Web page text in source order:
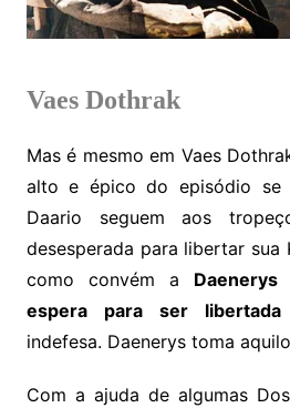
Vaes Dothrak
Mas é mesmo em Vaes
alto e épico do episódio se
Daario seguem aos
desesperada para libertar sua
como convém a
espera para ser libertada
indefesa. Daenerys toma
Com a ajuda de algumas